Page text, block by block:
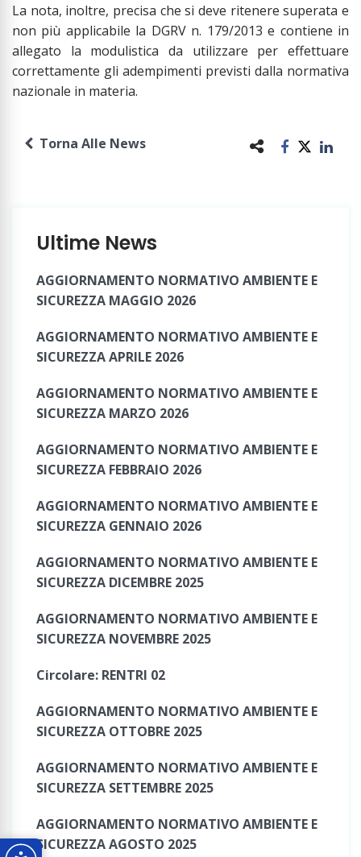
La nota, inoltre, precisa che si deve ritenere superata e
non più applicabile la DGRV n. 179/2013 e contiene in
allegato la modulistica da utilizzare per effettuare
correttamente gli adempimenti previsti dalla normativa
nazionale in materia.
Torna Alle News
Ultime News
AGGIORNAMENTO NORMATIVO AMBIENTE E
SICUREZZA MAGGIO 2026
AGGIORNAMENTO NORMATIVO AMBIENTE E
SICUREZZA APRILE 2026
AGGIORNAMENTO NORMATIVO AMBIENTE E
SICUREZZA MARZO 2026
AGGIORNAMENTO NORMATIVO AMBIENTE E
SICUREZZA FEBBRAIO 2026
AGGIORNAMENTO NORMATIVO AMBIENTE E
SICUREZZA GENNAIO 2026
AGGIORNAMENTO NORMATIVO AMBIENTE E
SICUREZZA DICEMBRE 2025
AGGIORNAMENTO NORMATIVO AMBIENTE E
SICUREZZA NOVEMBRE 2025
Circolare: RENTRI 02
AGGIORNAMENTO NORMATIVO AMBIENTE E
SICUREZZA OTTOBRE 2025
AGGIORNAMENTO NORMATIVO AMBIENTE E
SICUREZZA SETTEMBRE 2025
AGGIORNAMENTO NORMATIVO AMBIENTE E
SICUREZZA AGOSTO 2025